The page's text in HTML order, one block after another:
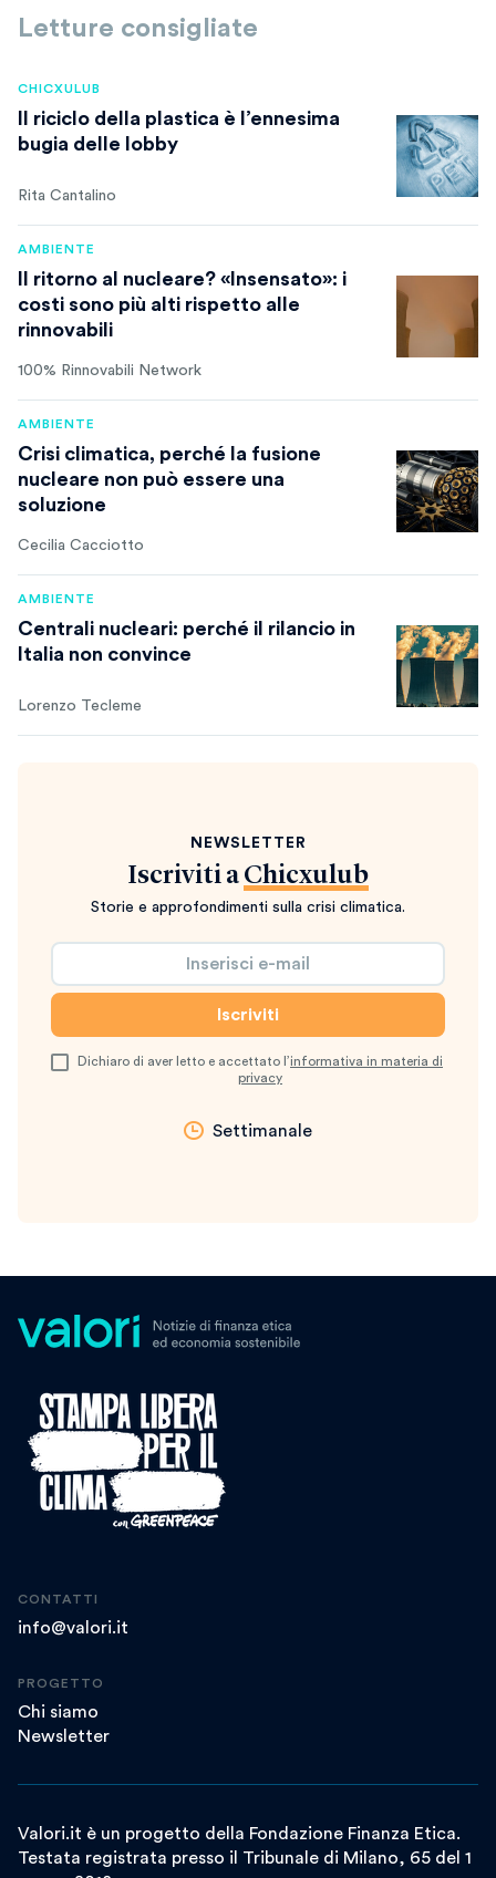
Letture consigliate
CHICXULUB
Il riciclo della plastica è l’ennesima
bugia delle lobby
Rita Cantalino
AMBIENTE
Il ritorno al nucleare? «Insensato»: i
costi sono più alti rispetto alle
rinnovabili
100% Rinnovabili Network
AMBIENTE
Crisi climatica, perché la fusione
nucleare non può essere una
soluzione
Cecilia Cacciotto
AMBIENTE
Centrali nucleari: perché il rilancio in
Italia non convince
Lorenzo Tecleme
NEWSLETTER
Iscriviti a Chicxulub
Storie e approfondimenti sulla crisi climatica.
Dichiaro di aver letto e accettato l’informativa in materia di
privacy
Settimanale
CONTATTI
info@valori.it
PROGETTO
Chi siamo
Newsletter
Valori.it è un progetto della Fondazione Finanza Etica.
Testata registrata presso il Tribunale di Milano, 65 del 1